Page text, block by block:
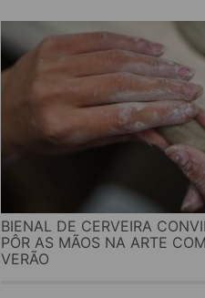
BIENAL DE CERVEIRA
PÔR AS MÃOS NA ARTE
VERÃO